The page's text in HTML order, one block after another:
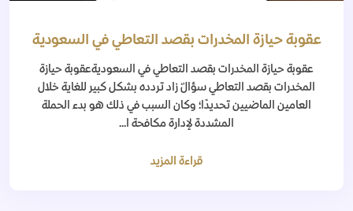
عقوبة حيازة المخدرات بقصد التعاطي في السعودية
عقوبة حيازة المخدرات بقصد التعاطي في السعوديةعقوبة حيازة
المخدرات بقصد التعاطي سؤالٌ زاد تردده بشكل كبير للغاية خلال
العامين الماضيين تحديدًا؛ وكان السبب في ذلك هو بدء الحملة
المشددة لإدارة مكافحة ا...
قراءة المزيد